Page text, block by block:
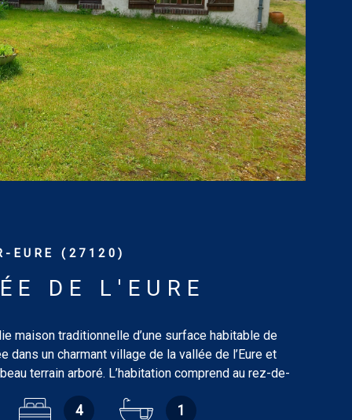
VOIR LE BIEN
EURE (27120)
DE L'EURE
maison traditionnelle d’une surface habitable de
dans un charmant village de la vallée de l’Eure et
terrain arboré. L’habitation comprend au rez-de-
de 10.15 m², salon-salle à manger de 31.15 m² avec
cuisine de 12.80 m², chambre de 10.81 m², salle de
4 1